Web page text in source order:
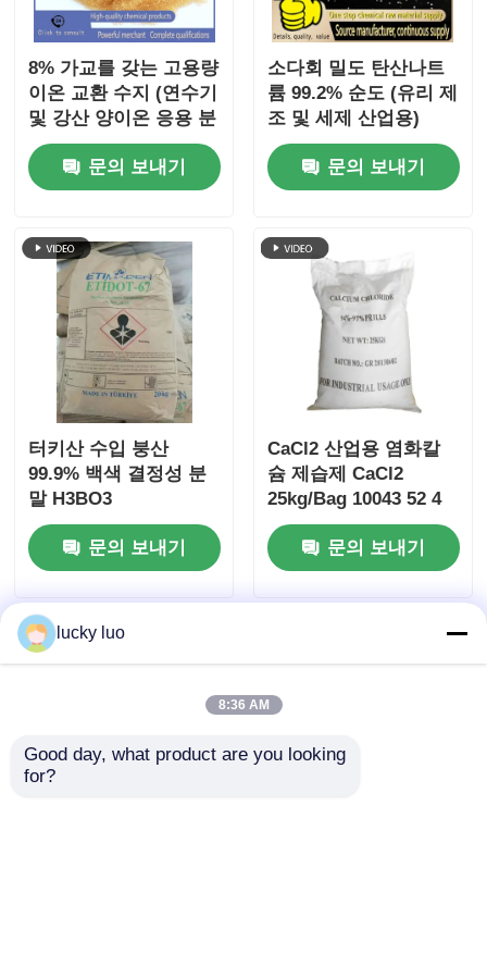
8% 가교를 갖는 고용량
이온 교환 수지 (연수기
및 강산 양이온 응용 분
야용)
문의 보내기
소다회 밀도 탄산나트
륨 99.2% 순도 (유리 제
조 및 세제 산업용)
문의 보내기
터키산 수입 붕산
99.9% 백색 결정성 분
말 H3BO3
문의 보내기
CaCl2 산업용 염화칼
슘 제습제 CaCl2
25kg/Bag 10043 52 4
문의 보내기
lucky luo
8:36 AM
Good day, what product are you looking
for?